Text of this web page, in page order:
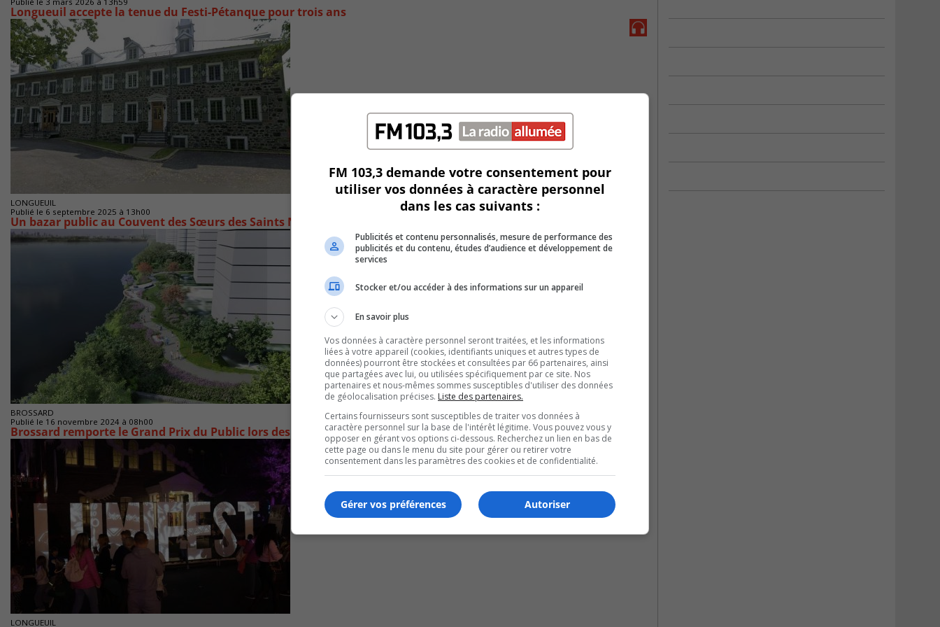
Longueuil accepte la tenue du Festi-Pétanque pour trois ans
LONGUEUIL
Publié le 6 septembre 2025 à 13h00
Un bazar public au Couvent des Sœurs des Saints Noms de Jésus et de Marie
BROSSARD
Publié le 16 novembre 2024 à 08h00
Brossard remporte le Grand Prix du Public lors des Grands Prix du Design
LONGUEUIL
FM 103,3 demande votre consentement pour
utiliser vos données à caractère personnel
dans les cas suivants :
Publicités et contenu personnalisés, mesure de performance des
publicités et du contenu, études d’audience et développement de
services
Stocker et/ou accéder à des informations sur un appareil
En savoir plus
Vos données à caractère personnel seront traitées, et les informations
liées à votre appareil (cookies, identifiants uniques et autres types de
données) pourront être stockées et consultées par 66 partenaires, ainsi
que partagées avec lui, ou utilisées spécifiquement par ce site. Nos
partenaires et nous-mêmes sommes susceptibles d'utiliser des données
de géolocalisation précises. Liste des partenaires.
Certains fournisseurs sont susceptibles de traiter vos données à
caractère personnel sur la base de l'intérêt légitime. Vous pouvez vous y
opposer en gérant vos options ci-dessous. Recherchez un lien en bas de
cette page ou dans le menu du site pour gérer ou retirer votre
consentement dans les paramètres des cookies et de confidentialité.
Autoriser
Gérer vos préférences